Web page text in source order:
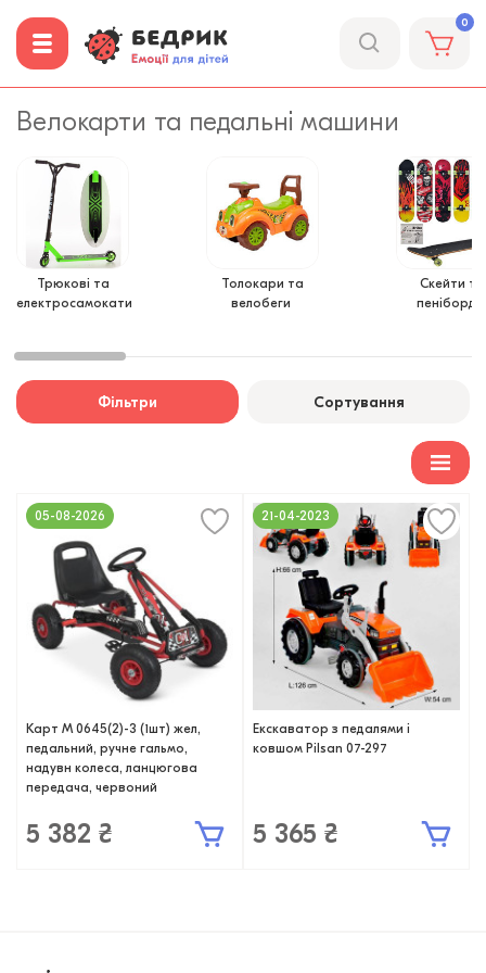
0
Велокарти та педальні машини
Трюкові та
електросамокати
Толокари та
велобеги
Скейти та
пеніборди
Фільтри Сортування
Карт M 0645(2)-3 (1шт) жел,
педальний, ручне гальмо,
надувн колеса, ланцюгова
передача, червоний
5 382 ₴
05-08-2026
Екскаватор з педалями і
ковшом Pilsan 07-297
5 365 ₴
21-04-2023